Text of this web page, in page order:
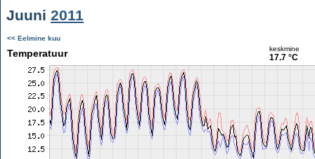
Juuni 2011
<< Eelmine kuu
Temperatuur keskmine
17.7 °C